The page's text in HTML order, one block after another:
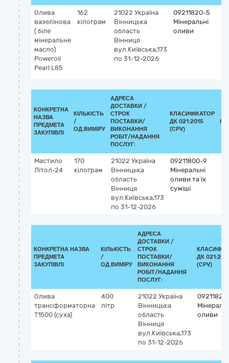
Олива
вазелінова
( біле
мінеральне
масло)
Poweroil
Pearl L85
162
кілограм
21022 Україна
Вінницька
область
Вінниця
вул.Київська,173
по 31-12-2026
09211820-5
Мінеральні
оливи
КОНКРЕТНА
НАЗВА
ПРЕДМЕТА
ЗАКУПІВЛІ
КІЛЬКІСТЬ
/
ОД.ВИМІРУ
АДРЕСА
ДОСТАВКИ /
СТРОК
ПОСТАВКИ/
ВИКОНАННЯ
РОБІТ/НАДАННЯ
ПОСЛУГ:
КЛАСИФІКАТОР
ДК 021:2015
(CPV)
Мастило
Літол-24
170
кілограм
21022 Україна
Вінницька
область
Вінниця
вул.Київська,173
по 31-12-2026
09211800-9
Мінеральні
оливи та їх
суміші
КОНКРЕТНА НАЗВА
ПРЕДМЕТА
ЗАКУПІВЛІ
КІЛЬКІСТЬ
/
ОД.ВИМІРУ
АДРЕСА
ДОСТАВКИ /
СТРОК
ПОСТАВКИ/
ВИКОНАННЯ
РОБІТ/НАДАННЯ
ПОСЛУГ:
ДК
(CPV)
Олива
трансформаторна
Т1500 (суха)
400
літр
21022 Україна
Вінницька
область
Вінниця
вул.Київська,173
по 31-12-2026
оливи